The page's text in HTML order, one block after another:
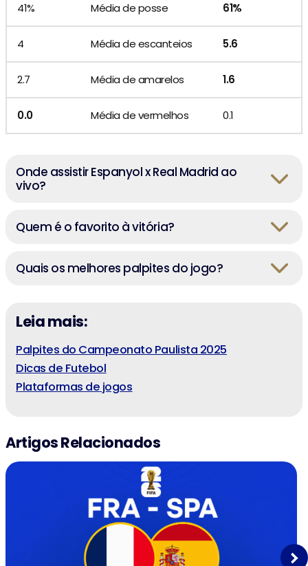
41% Média de posse 61%
4 Média de escanteios 5.6
2.7 Média de amarelos 1.6
0.0 Média de vermelhos 0.1
Onde assistir Espanyol x Real Madrid ao
vivo?
Quem é o favorito à vitória?
Quais os melhores palpites do jogo?
Leia mais:
Palpites do Campeonato Paulista 2025
Dicas de Futebol
Plataformas de jogos
Artigos Relacionados
Next